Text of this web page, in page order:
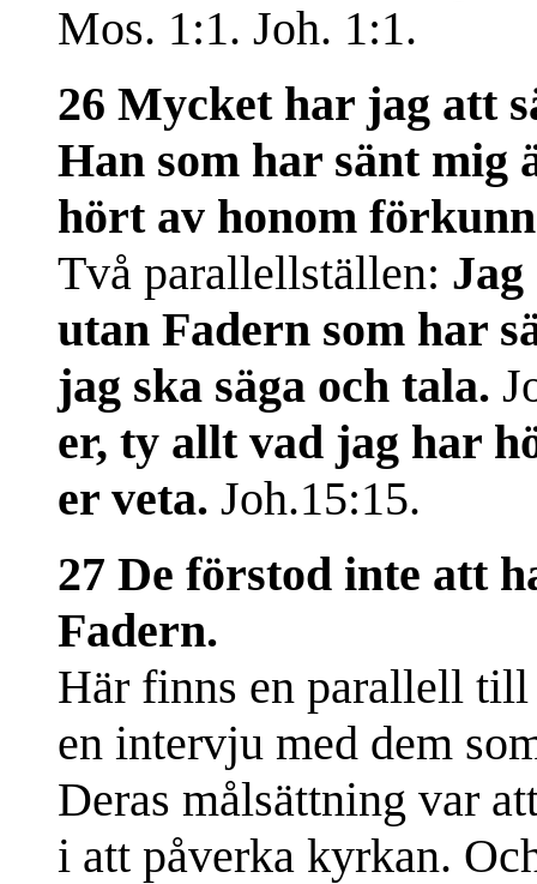
Mos. 1:1. Joh. 1:1.
26 Mycket har jag att
Han som har sänt mig
hört av honom
Två parallellställen:
utan Fadern som har
jag ska säga och tala.
er, ty allt vad jag har
er veta. Joh.15:15.
27 De förstod inte att
Fadern.
Här finns en parallell till
en intervju med dem
Deras målsättning var
i att påverka kyrkan.